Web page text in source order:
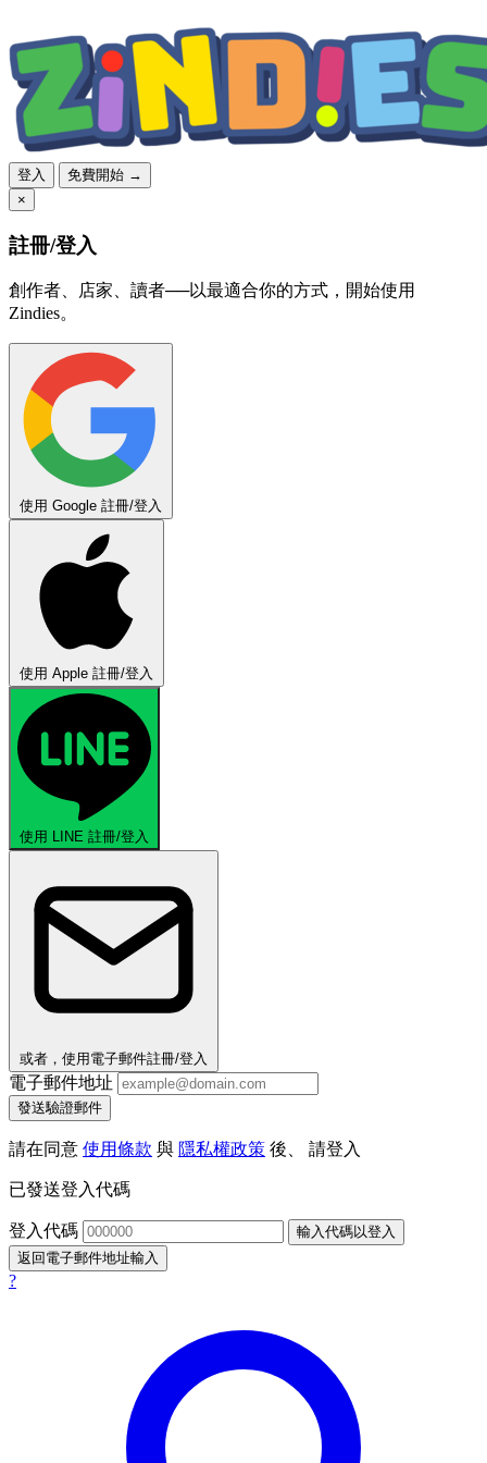
登入
免費開始 →
×
註冊/登入
創作者、店家、讀者──以最適合你的方式，開始使用
Zindies。
使用 Google 註冊/登入
使用 Apple 註冊/登入
使用 LINE 註冊/登入
或者，使用電子郵件註冊/登入
電子郵件地址
發送驗證郵件
請在同意 使用條款 與 隱私權政策 後、 請登入
已發送登入代碼
登入代碼
輸入代碼以登入
返回電子郵件地址輸入
?